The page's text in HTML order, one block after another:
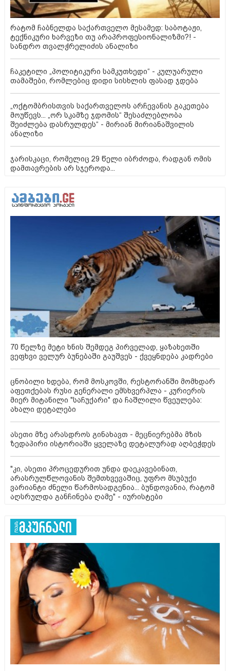
რატომ ჩაბნელდა საქართველო მესამედ: საბოტაჟი,
ტექნიკური ხარვეზი თუ არაპროფესიონალიზმი?! -
სანდრო თვალჭრელიძის ანალიზი
ჩაკეტილი „პოლიტიკური სამკუთხედი“ - კულუარული
თამაშები, რომლებიც დიდი სისხლის ფასად ჯდება
„ოქტომბრისთვის საქართველოს არჩევანის გაკეთება
მოუწევს... „ორ სკამზე ჯდომის“ შესაძლებლობა
შეიძლება დასრულდეს“ - მირიან მირიანაშვილის
ანალიზი
ჯარისკაცი, რომელიც 29 წელი იბრძოდა, რადგან ომის
დამთავრების არ სჯეროდა...
70 წელზე მეტი ხნის შემდეგ პირველად, ყაზახეთში
ვეფხვი ველურ ბუნებაში გაუშვეს - ქვეყნდება კადრები
ცნობილი ხდება, რომ მოსკოვში, რესტორანში მომხდარ
აფეთქებას რუსი გენერალი ემსხვერპლა - კურიერის
მიერ მიტანილი "საჩუქარი" და ჩაშლილი წვეულება:
ახალი დეტალები
ასეთი მზე არასდროს გინახავთ - მეცნიერებმა მზის
ზედაპირი ისტორიაში ყველაზე დეტალურად აღბეჭდეს
"კი, ასეთი პროცედურით უნდა დაეკავებინათ,
არასრულწლოვანის შემთხვევაშიც, უფრო მსუბუქი
ვარიანტი ძნელი წარმოსადგენია... ბუნდოვანია, რატომ
აღსრულდა განჩინება ღამე" - იურისტები